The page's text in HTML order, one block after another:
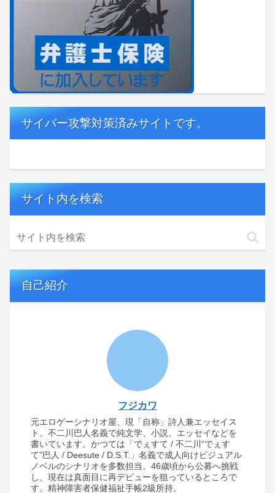
サイバー攻撃対策済みサイトです。
サイト内を検索
自己紹介
フジカワ
元エロゲーシナリオ屋、現「自称」詩人兼エッセイス
ト。不二川巴人名義で純文学、小説、エッセイなどを
書いています。かつては「でぇすて / 不二川“でぇす
て”巴人 / Deesute / D.S.T.」名義で成人向けビジュアル
ノベルのシナリオを多数担当。46歳頃から公募へ挑戦
し、現在は真面目に再デビューを狙っているところで